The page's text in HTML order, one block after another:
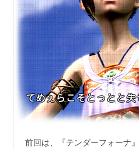
前回は、『テンダーフォーナ